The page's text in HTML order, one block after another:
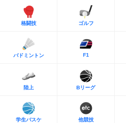
格闘技 ゴルフ
バドミントン F1
陸上 Bリーグ
学生バスケ 他競技